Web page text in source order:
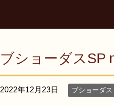
ブショーダスSP
2022年12月23日 ブショーダス